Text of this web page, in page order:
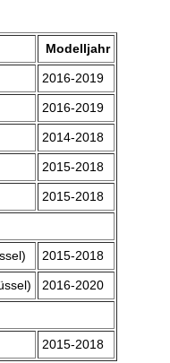
Modelljahr
2016-2019
2016-2019
2014-2018
2015-2018
2015-2018
2015-2018
2016-2020
2015-2018